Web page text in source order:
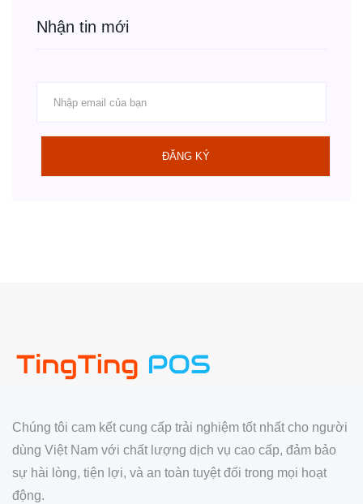
Nhận tin mới
ĐĂNG KÝ
Chúng tôi cam kết cung cấp trải nghiệm tốt nhất cho người
dùng Việt Nam với chất lượng dịch vụ cao cấp, đảm bảo
sự hài lòng, tiện lợi, và an toàn tuyệt đối trong mọi hoạt
động.